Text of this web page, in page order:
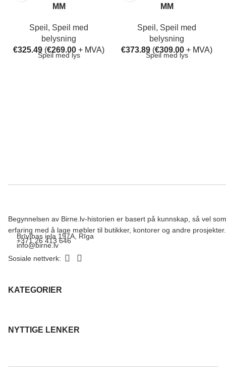
MM
Speil , Speil med
belysning
€325.49 (€269.00 + MVA)
Speil med lys
MM
Speil , Speil med
belysning
€373.89 (€309.00 + MVA)
Speil med lys
Begynnelsen av Birne.lv-historien er basert på kunnskap, så vel som
erfaring med å lage møbler til butikker, kontorer og andre prosjekter.
Brīvības iela 197A, Rīga
+371 26 413 646
info@birne.lv
Sosiale nettverk:
KATEGORIER
NYTTIGE LENKER